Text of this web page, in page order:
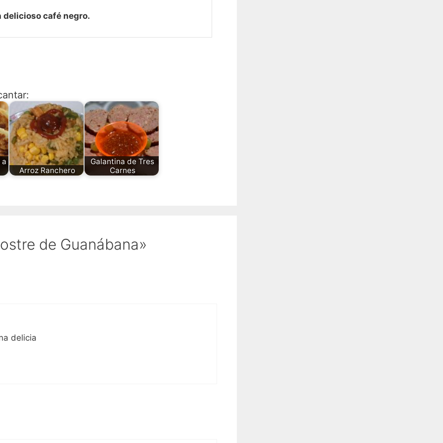
delicioso café negro.
a
Arroz Ranchero
Galantina de Tres
Carnes
de Guanábana»
delicia